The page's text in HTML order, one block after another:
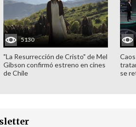
5130
"La Resurrección de Cristo" de Mel
Gibson confirmó estreno en cines
de Chile
se